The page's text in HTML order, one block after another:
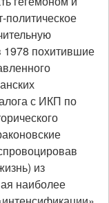
политическое
похитившие
с ИКП по
из
наиболее